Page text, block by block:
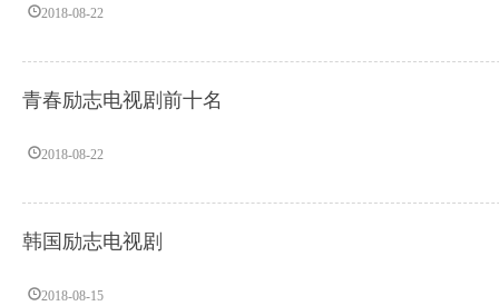
2018-08-22
青春励志电视剧前十名
2018-08-22
韩国励志电视剧
2018-08-15